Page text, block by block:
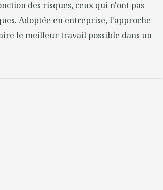
des risques, ceux qui n'ont pas
Adoptée en entreprise, l'approche
le meilleur travail possible dans un